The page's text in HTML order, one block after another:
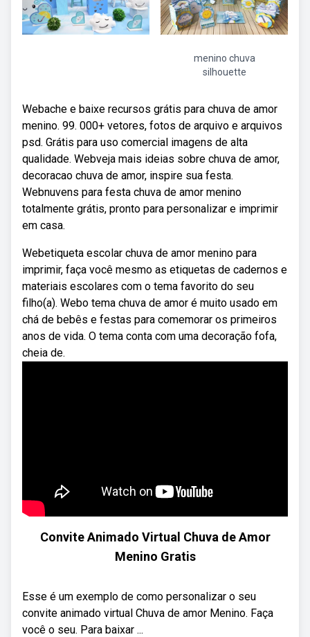
menino chuva
silhouette
Webache e baixe recursos grátis para chuva de amor
menino. 99. 000+ vetores, fotos de arquivo e arquivos
psd. Grátis para uso comercial imagens de alta
qualidade. Webveja mais ideias sobre chuva de amor,
decoracao chuva de amor, inspire sua festa.
Webnuvens para festa chuva de amor menino
totalmente grátis, pronto para personalizar e imprimir
em casa.
Webetiqueta escolar chuva de amor menino para
imprimir, faça você mesmo as etiquetas de cadernos e
materiais escolares com o tema favorito do seu
filho(a). Webo tema chuva de amor é muito usado em
chá de bebês e festas para comemorar os primeiros
anos de vida. O tema conta com uma decoração fofa,
cheia de.
Convite Animado Virtual Chuva de Amor
Menino Gratis
Esse é um exemplo de como personalizar o seu
convite animado virtual Chuva de amor Menino. Faça
você o seu. Para baixar ...